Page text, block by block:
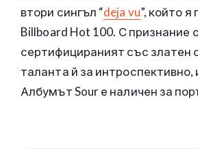
втори сингъл “deja vu”, който
Billboard Hot 100. С признание
сертифицираният със златен
таланта й за
Албумът Sour е наличен за